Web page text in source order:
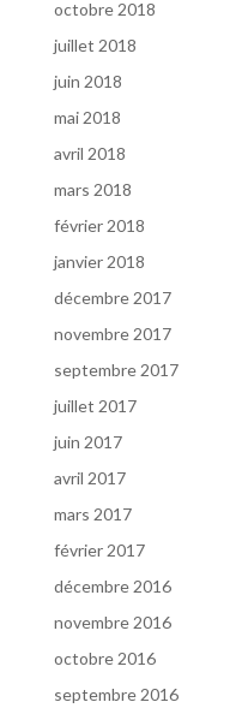
octobre 2018
juillet 2018
juin 2018
mai 2018
avril 2018
mars 2018
février 2018
janvier 2018
décembre 2017
novembre 2017
septembre 2017
juillet 2017
juin 2017
avril 2017
mars 2017
février 2017
décembre 2016
novembre 2016
octobre 2016
septembre 2016